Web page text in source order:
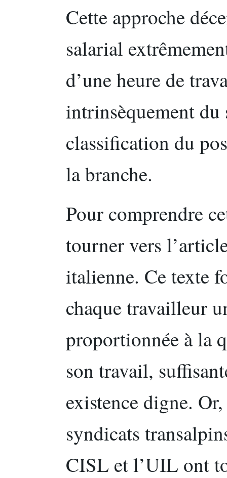
Cette approche
salarial
d’une heure de
intrinsèquement du
classification du
la branche.
Pour comprendre
tourner vers
italienne. Ce texte
chaque travailleur
proportionnée à la
son travail,
existence digne.
syndicats
CISL et l’UIL ont